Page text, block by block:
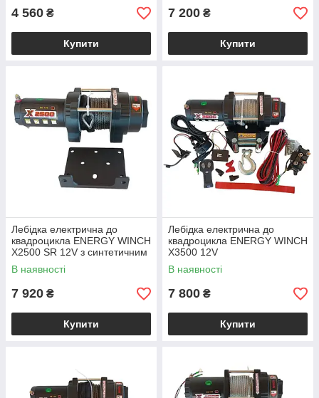
4 560 ₴
Купити
7 200 ₴
Купити
Лебідка електрична до
квадроцикла ENERGY WINCH
Х2500 SR 12V з синтетичним
тросом
В наявності
7 920 ₴
Купити
Лебідка електрична до
квадроцикла ENERGY WINCH
Х3500 12V
В наявності
7 800 ₴
Купити